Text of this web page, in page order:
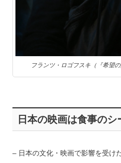
フランツ・ロゴフスキ（『希望
日本の映画は食事のシ
– 日本の文化・映画で影響を受け